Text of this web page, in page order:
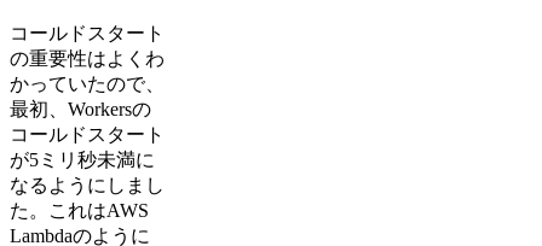
コールドスタート
の重要性はよくわ
かっていたので、
最初、Workersの
コールドスタート
が5ミリ秒未満に
なるようにしまし
た。これはAWS
Lambdaのように